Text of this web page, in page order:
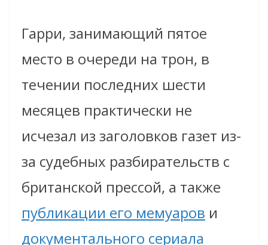
Гарри, занимающий пятое
место в очереди на трон, в
течении последних шести
месяцев практически не
исчезал из заголовков газет из-
за судебных разбирательств с
британской прессой, а также
публикации его мемуаров и
документального сериала